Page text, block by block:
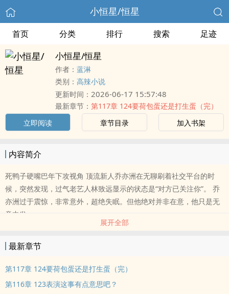
小恒星/恒星
首页 分类 排行 搜索 足迹
小恒星/恒星
作者： 蓝淋
类别： 高辣小说
更新时间： 2026-06-17 15:57:48
最新章节： 第117章 124要荷包蛋还是打生蛋（完）
立即阅读
章节目录 加入书架
内容简介
死鸭子硬嘴巴年下攻视角 顶流新人乔亦洲在无聊刷着社交平台的时
候，突然发现，过气老艺人林致远显示的状态是“对方已关注你”。 乔
亦洲过于震惊，非常意外，超绝失眠。但他绝对并非在意，他只是无
意中发..
展开全部
最新章节
第117章 124要荷包蛋还是打生蛋（完）
第116章 123表演这事有点意思吧？